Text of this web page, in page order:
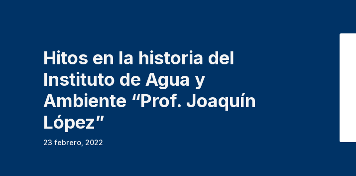
Hitos en la historia del
Instituto de Agua y
Ambiente “Prof. Joaquín
López”
23 febrero, 2022